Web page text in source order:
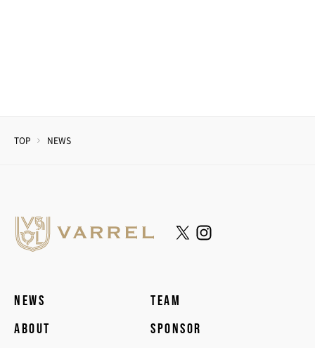
TOP NEWS
NEWS
TEAM
ABOUT
SPONSOR